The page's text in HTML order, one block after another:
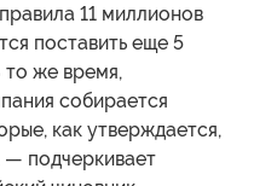
11 миллионов
поставить еще 5
то же время,
собирается
как утверждается,
— подчеркивает